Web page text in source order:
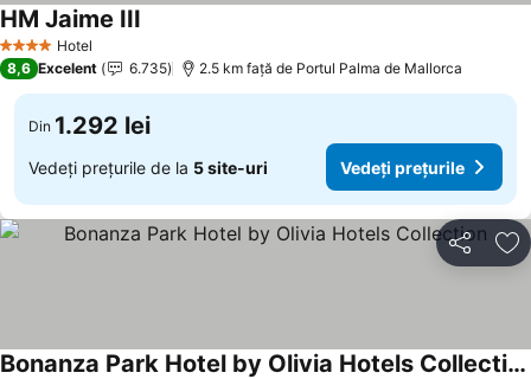
4 Stele Hotel
HM Jaime III
8,6 Excelent 6.735 2.5 km faţă de Portul Palma de Mallorca
Din 1.292 lei
Vedeți prețurile de la 5 site-uri Vedeți prețurile
Distribuiți
Bonanza Park Hotel by Olivia Hotels Collection